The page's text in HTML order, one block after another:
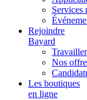
Services
Rejoindre
Bayard
Nos
Les boutiques
en ligne